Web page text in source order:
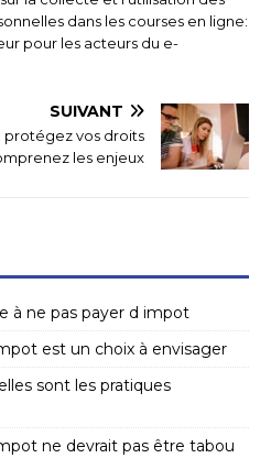
dans les courses en ligne:
pour les acteurs du e-
SUIVANT
protégez vos droits
les enjeux
à ne pas payer d impot
est un choix à envisager
sont les pratiques
ne devrait pas être tabou